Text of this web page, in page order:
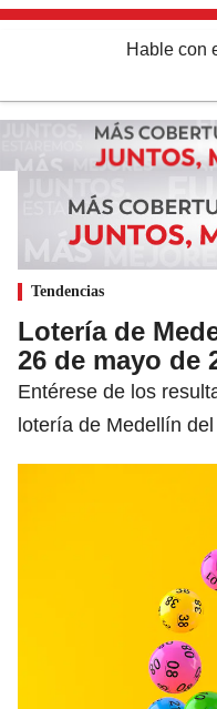
Hable con
Tendencias
Lotería de
26 de mayo de
Entérese de los
lotería de Medellín